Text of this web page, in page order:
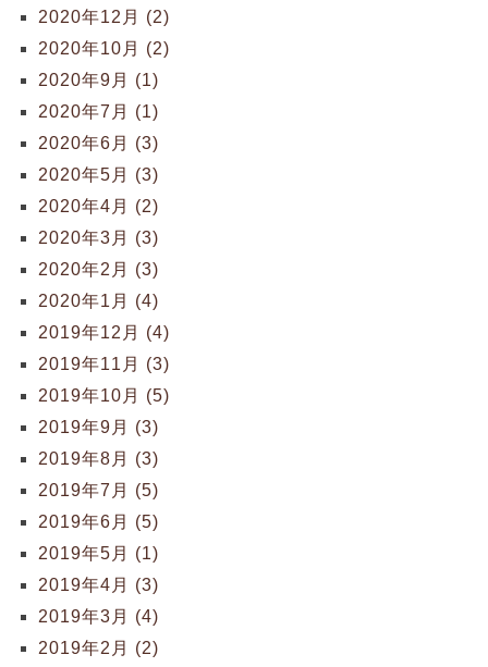
2020年12月 (2)
2020年10月 (2)
2020年9月 (1)
2020年7月 (1)
2020年6月 (3)
2020年5月 (3)
2020年4月 (2)
2020年3月 (3)
2020年2月 (3)
2020年1月 (4)
2019年12月 (4)
2019年11月 (3)
2019年10月 (5)
2019年9月 (3)
2019年8月 (3)
2019年7月 (5)
2019年6月 (5)
2019年5月 (1)
2019年4月 (3)
2019年3月 (4)
2019年2月 (2)